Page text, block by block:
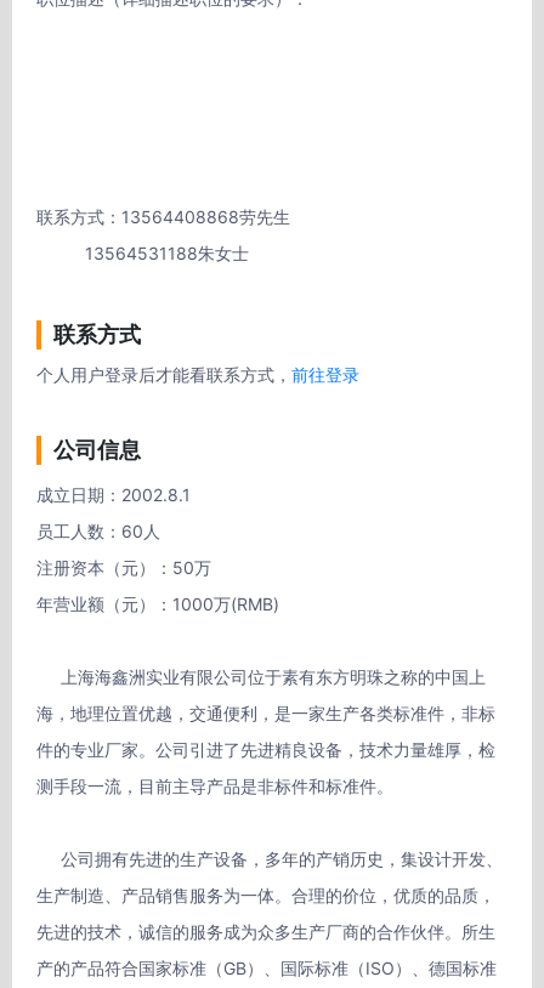
联系方式：13564408868劳先生
          13564531188朱女士
联系方式
个人用户登录后才能看联系方式， 前往登录
公司信息
成立日期：2002.8.1
员工人数：60人
注册资本（元）：50万
年营业额（元）：1000万(RMB)
海，地理位置优越，交通便利，是一家生产各类标准件，非标
件的专业厂家。公司引进了先进精良设备，技术力量雄厚，检
测手段一流，目前主导产品是非标件和标准件。
生产制造、产品销售服务为一体。合理的价位，优质的品质，
先进的技术，诚信的服务成为众多生产厂商的合作伙伴。所生
产的产品符合国家标准（GB）、国际标准（ISO）、德国标准